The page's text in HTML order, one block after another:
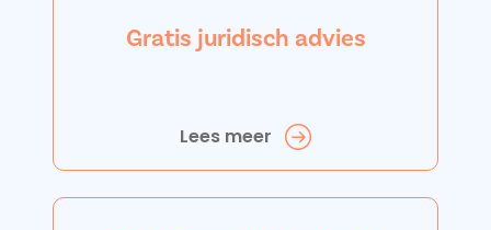
Gratis juridisch advies
Lees meer